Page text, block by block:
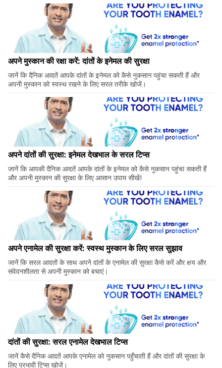
अपने मुस्कान की रक्षा करें: दांतों के इनेमल की सुरक्षा
जानें कि दैनिक आदतें आपके दांतों के इनेमल को कैसे नुकसान पहुंचा सकती हैं और
अपनी मुस्कान को स्वस्थ रखने के लिए सरल तरीके खोजें।
अपने दांतों की सुरक्षा: इनेमल देखभाल के सरल टिप्स
जानें कि आपकी दैनिक आदतें आपके दांतों के इनेमल को कैसे नुकसान पहुंचा सकती हैं
और अपनी मुस्कान की सुरक्षा के लिए आसान उपाय सीखें!
अपने एनामेल की सुरक्षा करें: स्वस्थ मुस्कान के लिए सरल सुझाव
जानें कि सरल आदतों के साथ अपने दांतों के एनामेल की सुरक्षा कैसे करें और क्षय और
संवेदनशीलता से अपनी मुस्कान को बचाएं।
दांतों की सुरक्षा: सरल एनामेल देखभाल टिप्स
जानें कैसे दैनिक आदतें आपके एनामेल को नुकसान पहुँचाती हैं और दांतों की सुरक्षा के
लिए प्रभावी टिप्स खोजें।